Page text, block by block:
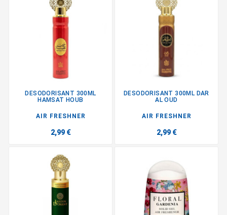
DESODORISANT 300ML
HAMSAT HOUB
AIR FRESHNER
2,99 €
DESODORISANT 300ML DAR
AL OUD
AIR FRESHNER
2,99 €